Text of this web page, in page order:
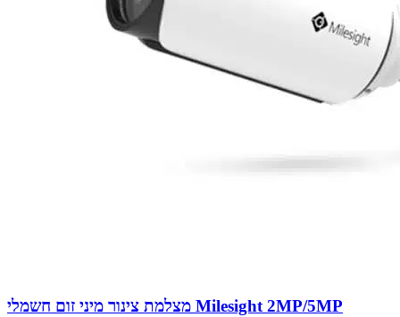
מצלמת צינור מיני זום חשמלי Milesight 2MP/5MP